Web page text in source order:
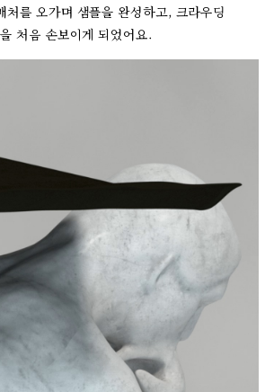
처를 오가며 샘플을 완성하고, 크라우딩
처음 손보이게 되었어요.